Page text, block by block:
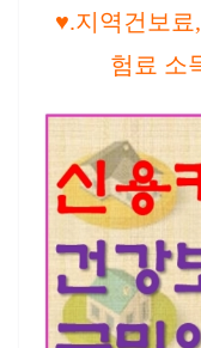
♥.지역건보
험료 소